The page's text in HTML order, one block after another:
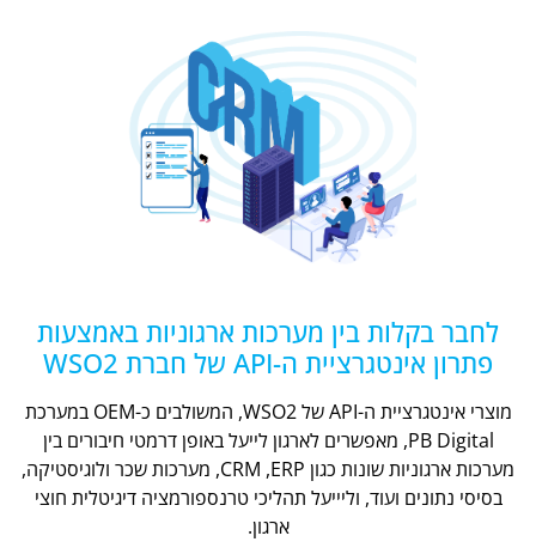
לחבר בקלות בין מערכות ארגוניות באמצעות
פתרון אינטגרציית ה-API של חברת WSO2
מוצרי אינטגרציית ה-API של WSO2, המשולבים כ-OEM במערכת
PB Digital, מאפשרים לארגון לייעל באופן דרמטי חיבורים בין
מערכות ארגוניות שונות כגון CRM ,ERP, מערכות שכר ולוגיסטיקה,
בסיסי נתונים ועוד, וליייעל תהליכי טרנספורמציה דיגיטלית חוצי
ארגון.